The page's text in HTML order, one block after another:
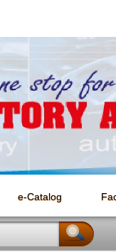
e-Catalog